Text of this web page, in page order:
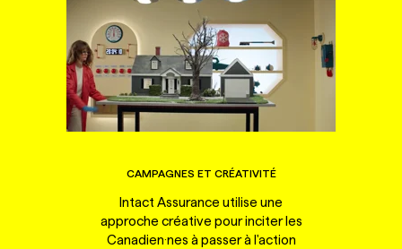
CAMPAGNES ET CRÉATIVITÉ
Intact Assurance utilise une
approche créative pour inciter les
Canadien·nes à passer à l'action